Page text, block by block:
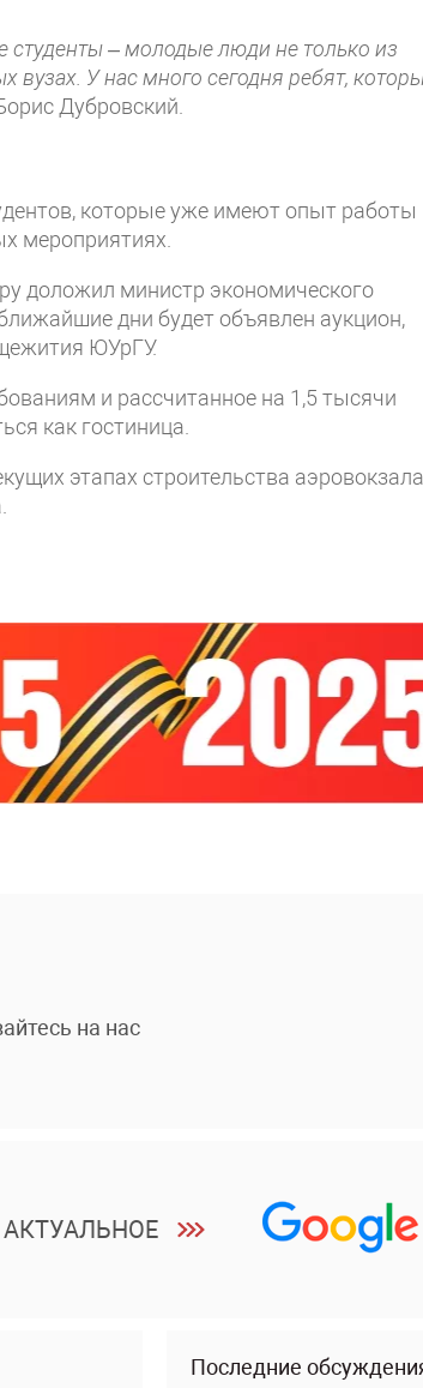
– молодые люди не только из
вузах. У нас много сегодня ребят,
Дубровский.
которые уже имеют опыт работы
мероприятиях.
доложил министр экономического
дни будет объявлен аукцион,
ЮУрГУ.
и рассчитанное на 1,5 тысячи
как гостиница.
этапах строительства аэровокзала
на нас
Последние